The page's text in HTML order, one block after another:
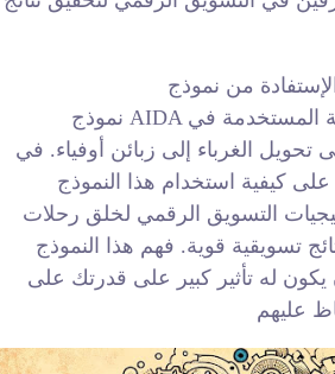
نموذج AIDA هو أحد النماذج الأساسية المستخدمة في
تحويل الغرباء إلى زبائن أوفياء. في
كيفية استخدام هذا النموذج
التسويق الرقمي لخلق رحلات
تسويقية قوية. فهم هذا النموذج
يكون له تأثير كبير على قدرتك على